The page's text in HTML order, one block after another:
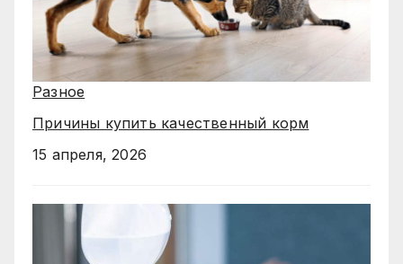
Разное
Причины купить качественный корм
15 апреля, 2026